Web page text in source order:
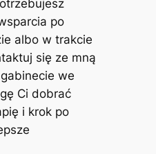
po
albo w trakcie
się ze mną
we
Ci dobrać
i krok po